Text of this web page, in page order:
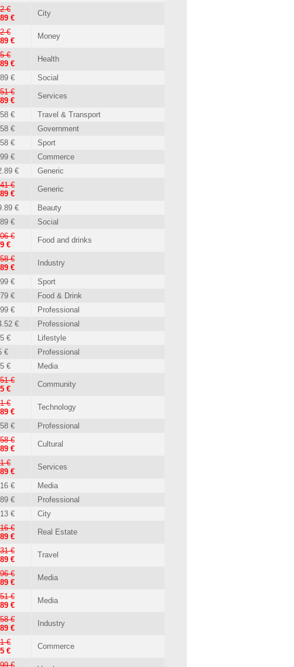
€
€
City
€
€
Money
€
€
Health
€ Social
€
€
Services
€
Travel & Transport
€
Government
€
Sport
€
Commerce
€ Generic
€
€
Generic
€
Beauty
€ Social
€
€
Food and drinks
€
€
Industry
€
Sport
€
Food & Drink
€
Professional
€
Professional
€
Lifestyle
€
Professional
€ Media
€
€
Community
€
€
Technology
€ Professional
€
€
Cultural
€
€
Services
€
Media
€
Professional
€ City
€
€
Real Estate
€
€
Travel
€
€
Media
€
€
Media
€
€
Industry
€
€
Commerce
€